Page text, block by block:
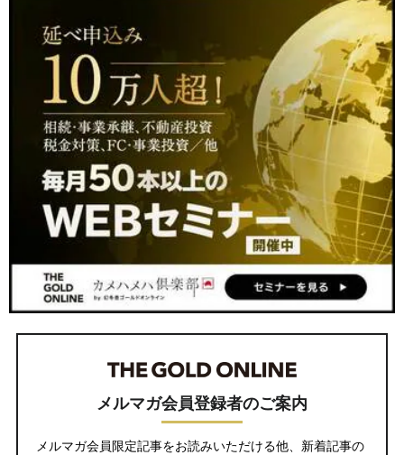
メルマガ会員登録者のご案内
メルマガ会員限定記事をお読みいただける他、新着記事の